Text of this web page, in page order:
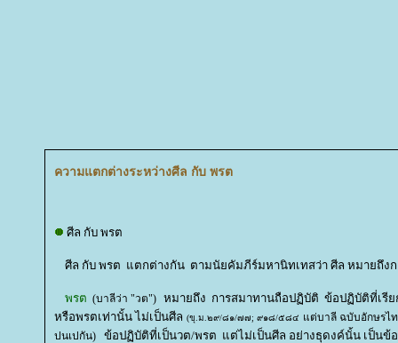
ความแตกต่างระหว่างศีล กับ พรต
ศีล กับ พรต
ศีล กับ พรต แตกต่างกัน ตามนัยคัมภีร์มหานิทเทสว่า ศีล หมายถึงก
พรต (บาลีว่า "วต") หมายถึง การสมาทานถือปฏิบัติ ข้อปฏิบัติที่เรีย
หรือพรตเท่านั้น ไม่เป็นศีล (ขุ.ม.๒๙/๘๑/๗๗; ๙๑๘/๕๘๔ ต่บาลี ฉบับอักษรไท
ปนเปกัน)
ข้อปฏิบัติที่เป็นวต/พรต แต่ไม่เป็นศีล อย่างธุดงค์นั้น เป็นข้